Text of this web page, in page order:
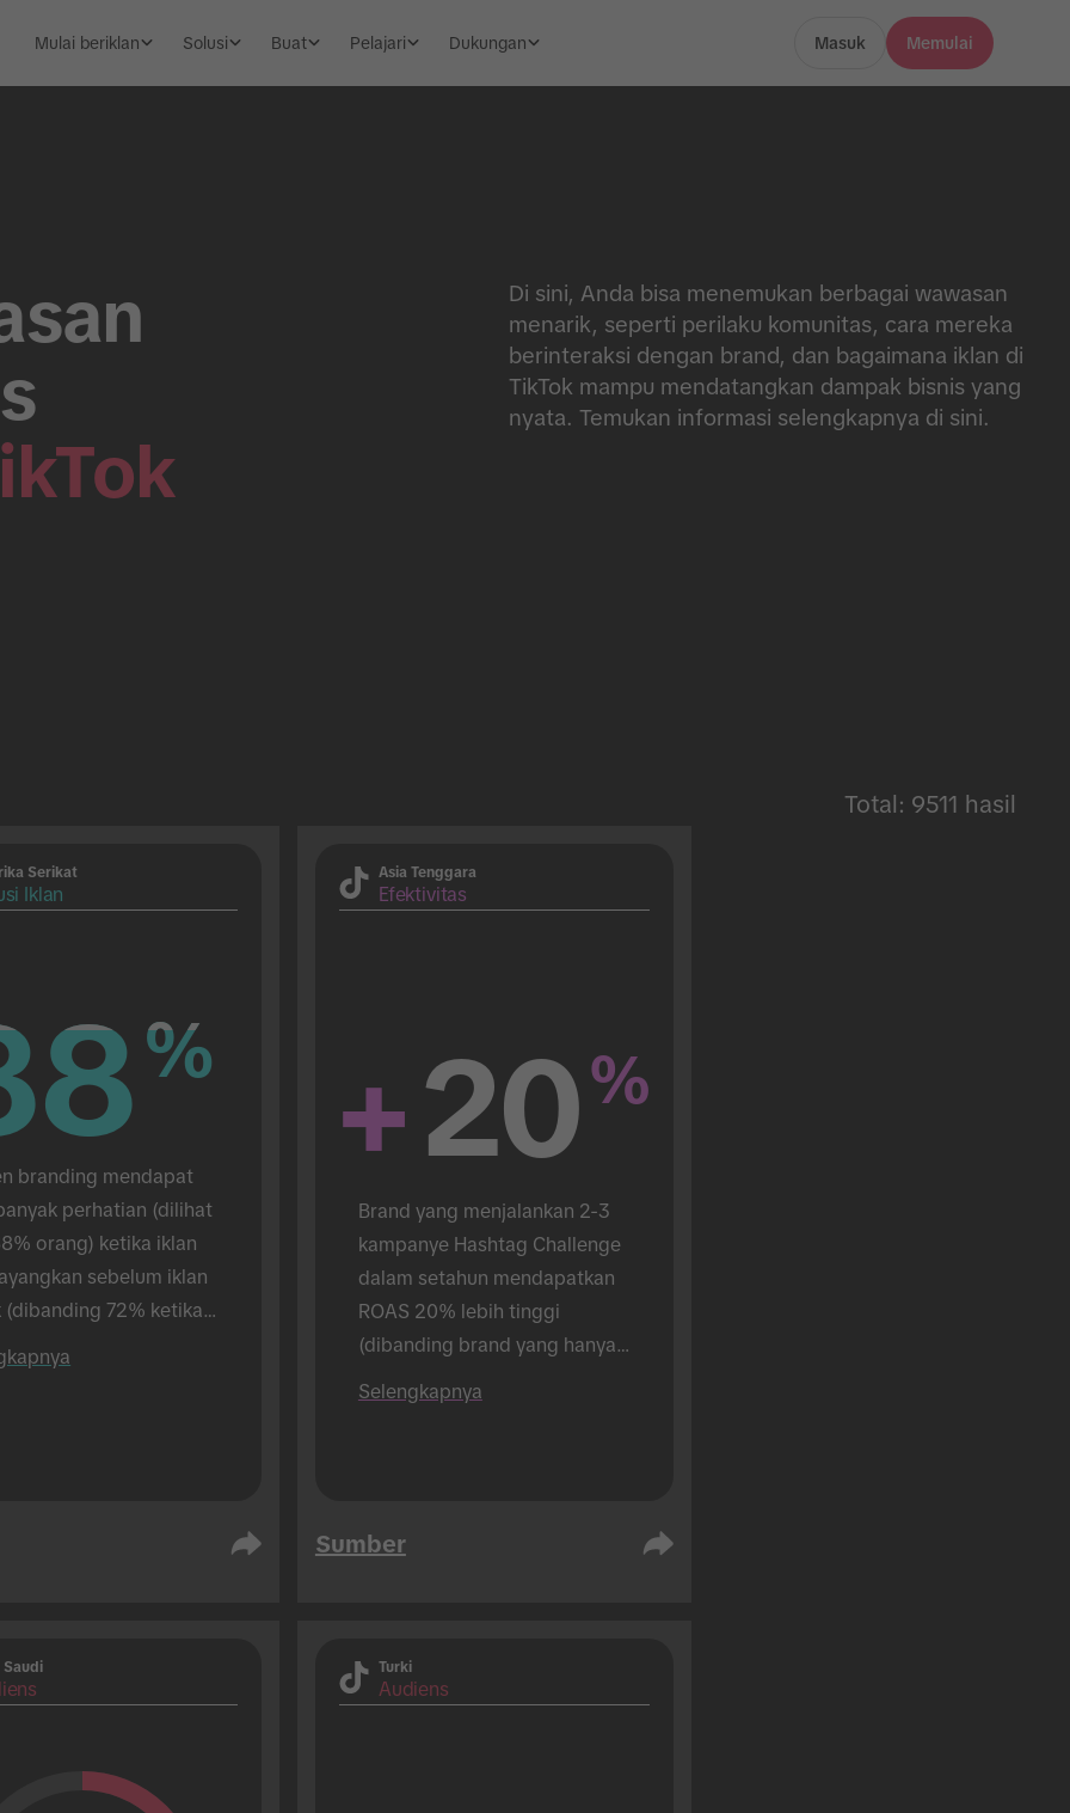
Mulai beriklan Solusi Buat Pelajari Dukungan Masuk Memulai
Di sini, Anda bisa menemukan berbagai wawasan
menarik, seperti perilaku komunitas, cara mereka
berinteraksi dengan brand, dan bagaimana iklan di
TikTok mampu mendatangkan dampak bisnis yang
nyata. Temukan informasi selengkapnya di sini.
Total: 9511 hasil
Serikat
Iklan
%
%
branding mendapat
perhatian (dilihat
orang) ketika iklan
sebelum iklan
(dibanding 72% ketika
Asia Tenggara
Efektivitas
+20%
Brand yang menjalankan 2-3
kampanye Hashtag Challenge
dalam setahun mendapatkan
ROAS 20% lebih tinggi
(dibanding brand yang hanya
Selengkapnya
Sumber
Saudi Turki
Audiens